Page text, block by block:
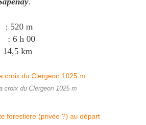
: 520 m
: 6 h 00
14,5 km
croix du Clergeon 1025 m